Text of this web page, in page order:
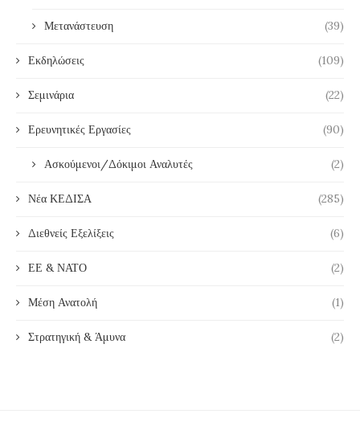
Μετανάστευση (39)
Εκδηλώσεις (109)
Σεμινάρια (22)
Ερευνητικές Εργασίες (90)
Ασκούμενοι/Δόκιμοι Αναλυτές (2)
Νέα ΚΕΔΙΣΑ (285)
Διεθνείς Εξελίξεις (6)
ΕΕ & ΝΑΤΟ (2)
Μέση Ανατολή (1)
Στρατηγική & Άμυνα (2)